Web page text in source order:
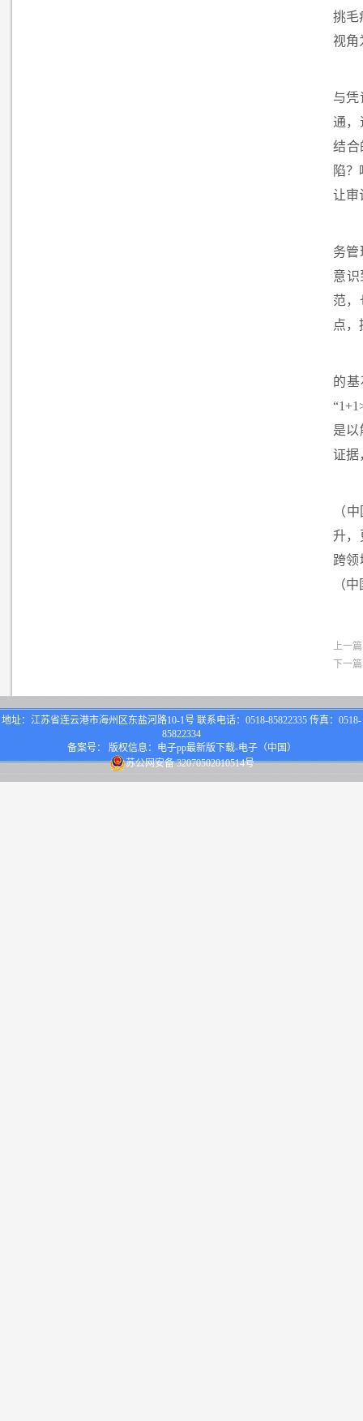
挑毛
视角
与凭
通，
结
陷
让审
务管
意
范，
点，
的
“
是以
证据
（
升，
跨
（
上一
下一
地址：江苏省连云港市海州区东盐河路10-1号 联系电话：0518-85822335 传真：0518-
85822334
备案号： 版权信息：电子pp最新版下载-电子（中国）
苏公网安备 32070502010514号